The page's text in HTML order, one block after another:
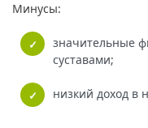
Минусы:
значительные
суставами;
низкий доход в